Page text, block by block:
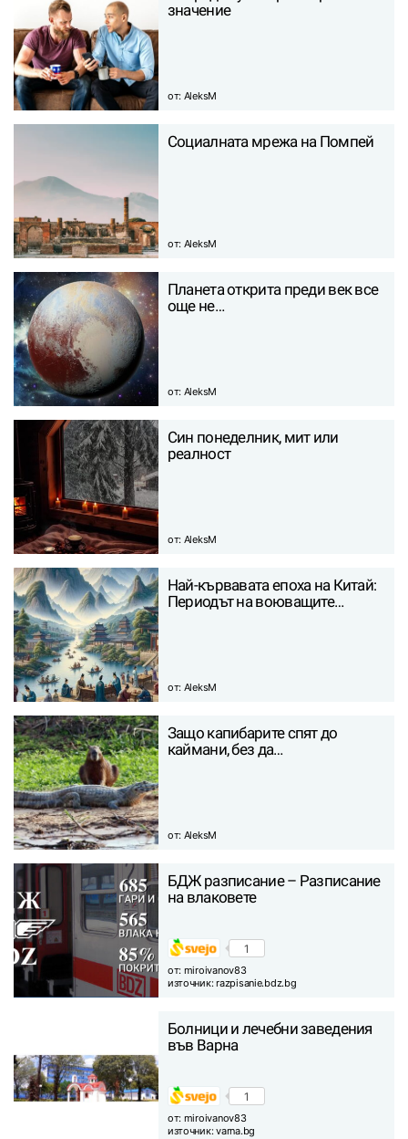
значение
от: AleksM
Социалната мрежа на Помпей
от: AleksM
Планета открита преди век все
още не…
от: AleksM
Син понеделник, мит или
реалност
от: AleksM
Най-кървавата епоха на Китай:
Периодът на воюващите…
от: AleksM
Защо капибарите спят до
каймани, без да…
от: AleksM
БДЖ разписание – Разписание
на влаковете
1
от: miroivanov83
източник:razpisanie.bdz.bg
Болници и лечебни заведения
във Варна
1
от: miroivanov83
източник:varna.bg